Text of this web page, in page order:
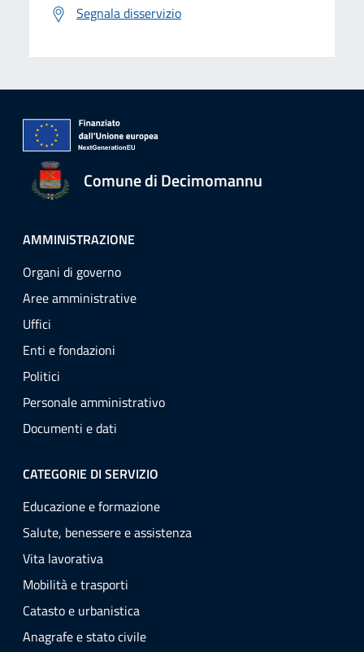
Segnala disservizio
Comune di Decimomannu
AMMINISTRAZIONE
Organi di governo
Aree amministrative
Uffici
Enti e fondazioni
Politici
Personale amministrativo
Documenti e dati
CATEGORIE DI SERVIZIO
Educazione e formazione
Salute, benessere e assistenza
Vita lavorativa
Mobilità e trasporti
Catasto e urbanistica
Anagrafe e stato civile